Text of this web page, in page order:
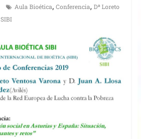
Aula Bioética, Conferencia, Dª Loreto
SIBI